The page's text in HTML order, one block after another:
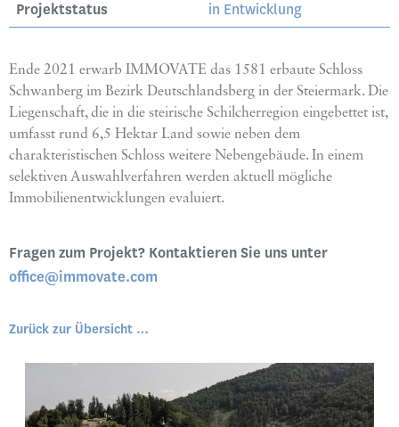
Projektstatus in Entwicklung
Ende 2021 erwarb IMMOVATE das 1581 erbaute Schloss
Schwanberg im Bezirk Deutschlandsberg in der Steiermark. Die
Liegenschaft, die in die steirische Schilcherregion eingebettet ist,
umfasst rund 6,5 Hektar Land sowie neben dem
charakteristischen Schloss weitere Nebengebäude. In einem
selektiven Auswahlverfahren werden aktuell mögliche
Immobilienentwicklungen evaluiert.
Fragen zum Projekt? Kontaktieren Sie uns unter
office@immovate.com
Zurück zur Übersicht …